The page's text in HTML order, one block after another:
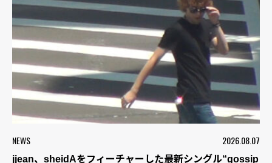
NEWS 2026.08.07
jjean、sheidAをフィーチャーした最新シングル“gossip